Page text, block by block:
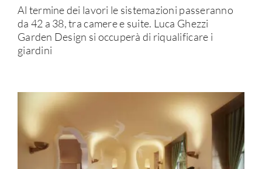
Al termine dei lavori le sistemazioni passeranno
da 42 a 38, tra camere e suite. Luca Ghezzi
Garden Design si occuperà di riqualificare i
giardini